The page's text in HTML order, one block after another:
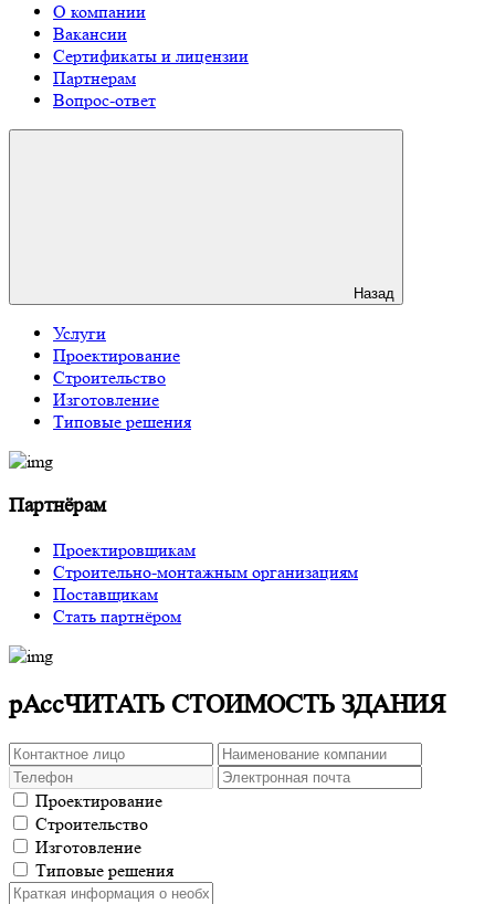
О компании
Вакансии
Сертификаты и лицензии
Партнерам
Вопрос-ответ
Назад
Услуги
Проектирование
Строительство
Изготовление
Типовые решения
Партнёрам
Проектировщикам
Строительно-монтажным организациям
Поставщикам
Стать партнёром
рАссЧИТАТЬ СТОИМОСТЬ ЗДАНИЯ
Проектирование
Строительство
Изготовление
Типовые решения